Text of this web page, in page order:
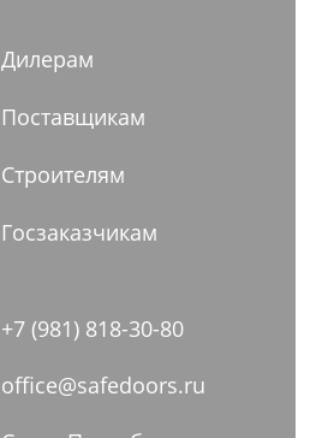
Дилерам
Поставщикам
Строителям
Госзаказчикам
+7 (981) 818-30-80
office@safedoors.ru